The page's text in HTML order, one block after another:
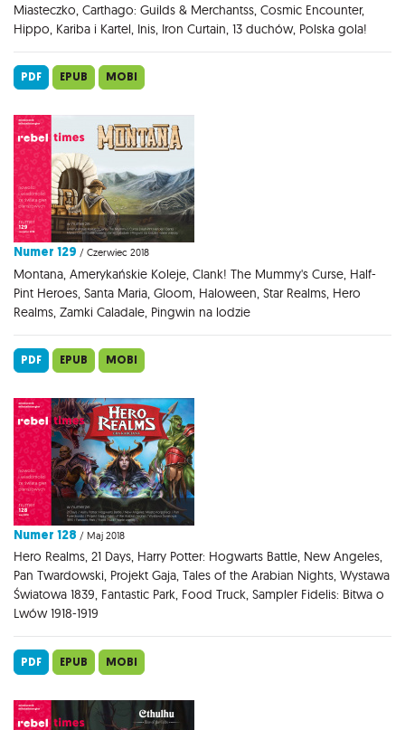
Miasteczko, Carthago: Guilds & Merchantss, Cosmic Encounter,
Hippo, Kariba i Kartel, Inis, Iron Curtain, 13 duchów, Polska gola!
PDF EPUB MOBI
Numer 129 / Czerwiec 2018
Montana, Amerykańskie Koleje, Clank! The Mummy's Curse, Half-
Pint Heroes, Santa Maria, Gloom, Haloween, Star Realms, Hero
Realms, Zamki Caladale, Pingwin na lodzie
PDF EPUB MOBI
Numer 128 / Maj 2018
Hero Realms, 21 Days, Harry Potter: Hogwarts Battle, New Angeles,
Pan Twardowski, Projekt Gaja, Tales of the Arabian Nights, Wystawa
Światowa 1839, Fantastic Park, Food Truck, Sampler Fidelis: Bitwa o
Lwów 1918-1919
PDF EPUB MOBI